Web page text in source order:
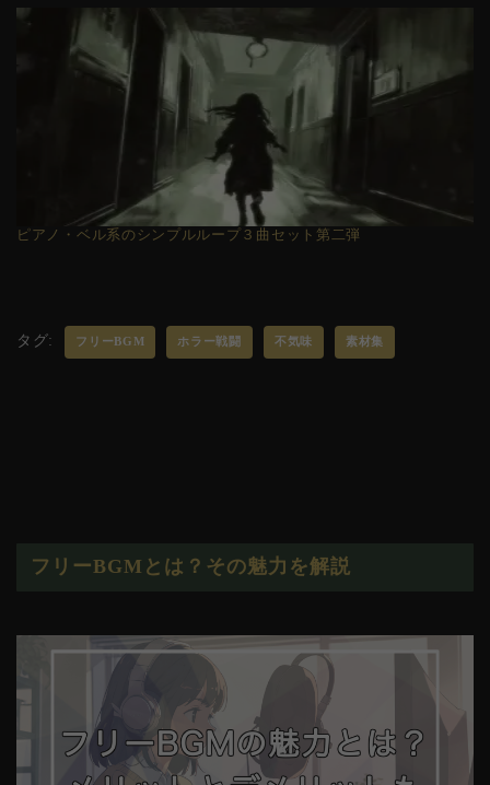
ピアノ・ベル系のシンプルループ３曲セット第二弾
タグ: フリーBGM ホラー戦闘 不気味 素材集
フリーBGMとは？その魅力を解説